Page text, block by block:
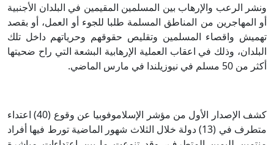
ونشر الرعب والإرهاب بين المسلمين المقيمين في البلدان الأجنبية
أو المهاجرين من المناطق المسلمة طلبا للجوء أو العمل، أو بقصد
تهميش واقصاء المسلمين وتقليص حقوقهم وحرياتهم داخل تلك
البلدان، وذلك في اعقاب العملية الإرهابية البشعة التي راح ضحيتها
أكثر من 50 مسلم في نيوزيلندا في مارس الماضي.
كشف الإصدار الأول من مؤشر الإسلاموفوبيا عن وقوع (40) اعتداء
متطرف في (13) دولة خلال الثلاث شهور الماضية تورط فيها أفراد